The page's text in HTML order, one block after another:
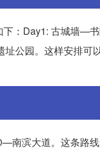
下：Day1: 古城墙
公园。这样安排可
滨大道。这条路线